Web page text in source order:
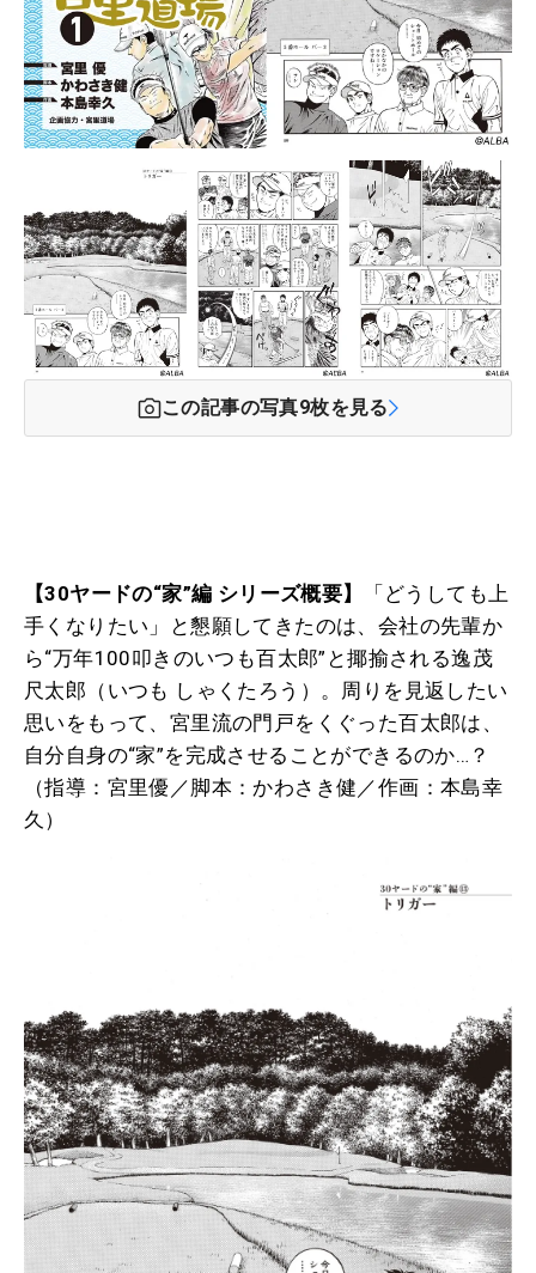
この記事の写真9枚を見る
【30ヤードの“家”編 シリーズ概要】
「どうしても上
手くなりたい」と懇願してきたのは、会社の先輩か
ら“万年100叩きのいつも百太郎”と揶揄される逸茂
尺太郎（いつも しゃくたろう）。周りを見返したい
思いをもって、宮里流の門戸をくぐった百太郎は、
自分自身の“家”を完成させることができるのか…？
（指導：宮里優／脚本：かわさき健／作画：本島幸
久）